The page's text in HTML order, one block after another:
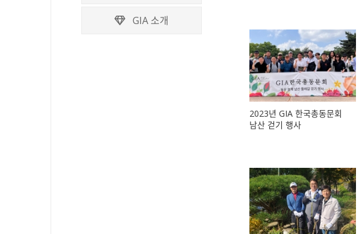
GIA 소개
2023년 GIA 한국총동문회
남산 걷기 행사